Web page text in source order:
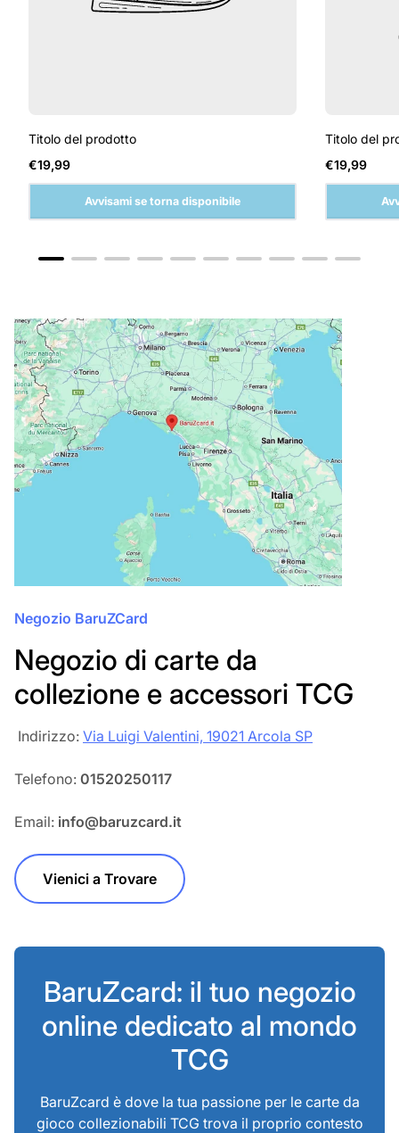
Titolo del prodotto
Prezzo
normale
€19,99
Avvisami se torna disponibile
Titolo del
Prezzo
normale
€19,99
Negozio BaruZCard
Negozio di carte da
collezione e accessori TCG
‎‎ Indirizzo: Via Luigi Valentini, 19021 Arcola SP
Telefono: 01520250117
Email: info@baruzcard.it
Vienici a Trovare
BaruZcard: il tuo negozio
online dedicato al mondo
TCG
BaruZcard è dove la tua passione per le carte da
gioco collezionabili TCG trova il proprio contesto